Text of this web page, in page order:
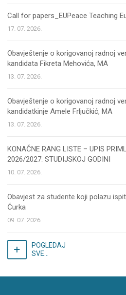
Call for papers_EUPeace Teaching
17. 07. 2026.
Obavještenje o korigovanoj radnoj
kandidata Fikreta Mehovića, MA
13. 07. 2026.
Obavještenje o korigovanoj radnoj
kandidatkinje Amele Frljučkić, MA
13. 07. 2026.
KONAČNE RANG LISTE – UPIS
2026/2027. STUDIJSKOJ GODINI
10. 07. 2026.
Obavjest za studente koji polazu
Ćurka
09. 07. 2026.
POGLEDAJ
SVE...